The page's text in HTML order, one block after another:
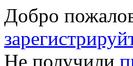
Добро
Не получили